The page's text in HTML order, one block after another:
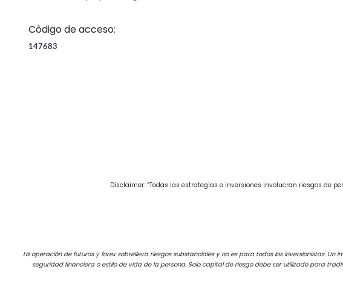
Còdigo de acceso:
147683
Disclaimer: “Todas las estrategias e inversiones involucran riesgos de
La operación de futuros y forex sobrelleva riesgos substanciales y no es para todos los inversionistas.
seguridad financiera o estilo de vida de la persona. Solo capital de riesgo debe ser utilizado para